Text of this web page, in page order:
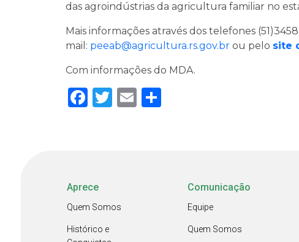
das agroindústrias da agricultura familiar no
Mais informações através dos telefones
mail: peeab@agricultura.rs.gov.br ou pelo site
Com informações do MDA.
Facebook
Twitter
Email
Aprece
Quem Somos
Histórico e
Comunicação
Equipe
Quem Somos